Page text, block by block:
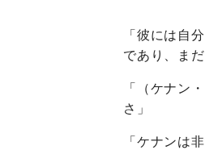
「彼には自
であり、ま
「（ケナン
さ」
「ケナンは